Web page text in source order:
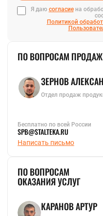
Я даю согласиена
Политикой
ПО ВОПРОСАМ ПРОДАЖ
ЗЕРНОВ
Отдел продаж
Бесплатно по всей России
SPB@STALTEKA.RU
Написать письмо
ПО ВОПРОСАМ
ОКАЗАНИЯ УСЛУГ
КАРАНОВ АРТУР